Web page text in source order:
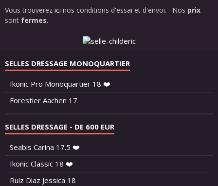
Vous trouverez ici nos conditions d'essai et d'envoi. Nos prix
sont fermes.
SELLES DRESSAGE MONOQUARTIER
Ikonic Pro Monoquartier 18 ❤️
Forestier Aachen 17
SELLES DRESSAGE - DE 600 EUR
Seabis Carina 17.5 ❤️
Ikonic Classic 18 ❤️
Ruiz Diaz Jessica 18